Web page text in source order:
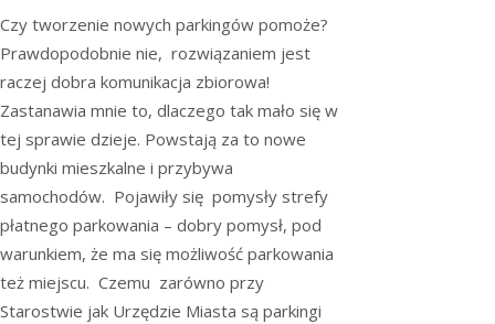
Czy tworzenie nowych parkingów pomoże?
Prawdopodobnie nie, rozwiązaniem jest
raczej dobra komunikacja zbiorowa!
Zastanawia mnie to, dlaczego tak mało się w
tej sprawie dzieje. Powstają za to nowe
budynki mieszkalne i przybywa
samochodów. Pojawiły się pomysły strefy
płatnego parkowania – dobry pomysł, pod
warunkiem, że ma się możliwość parkowania
też miejscu. Czemu zarówno przy
Starostwie jak Urzędzie Miasta są parkingi